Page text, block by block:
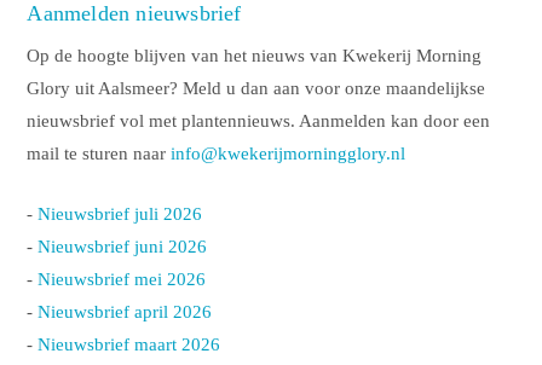
Aanmelden nieuwsbrief
Op de hoogte blijven van het nieuws van Kwekerij Morning
Glory uit Aalsmeer? Meld u dan aan voor onze maandelijkse
nieuwsbrief vol met plantennieuws. Aanmelden kan door een
mail te sturen naarinfo@kwekerijmorningglory.nl
-Nieuwsbrief juli 2026
-Nieuwsbrief juni 2026
-Nieuwsbrief mei 2026
-Nieuwsbrief april 2026
-Nieuwsbrief maart 2026